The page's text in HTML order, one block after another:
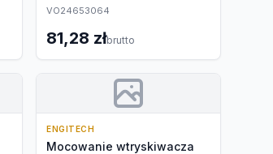
VO24653064
81,28 złbrutto
ENGITECH
Mocowanie wtryskiwacza